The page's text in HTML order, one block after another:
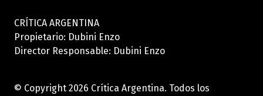
CRÍTICA ARGENTINA
Propietario: Dubini Enzo
Director Responsable: Dubini Enzo
© Copyright 2026 Crítica Argentina. Todos los